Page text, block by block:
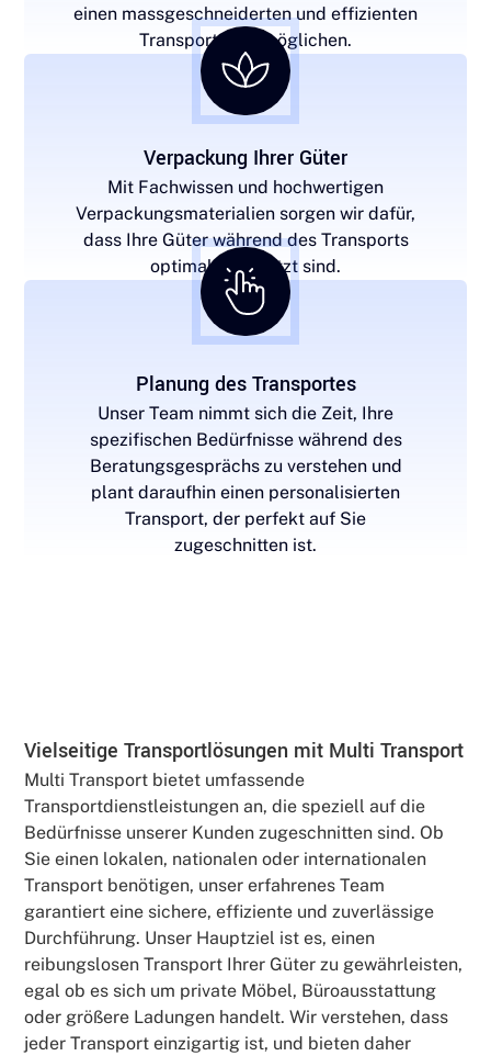
einen massgeschneiderten und effizienten
Transport zu ermöglichen.
Verpackung Ihrer Güter
Mit Fachwissen und hochwertigen
Verpackungsmaterialien sorgen wir dafür,
dass Ihre Güter während des Transports
optimal geschützt sind.
Planung des Transportes
Unser Team nimmt sich die Zeit, Ihre
spezifischen Bedürfnisse während des
Beratungsgesprächs zu verstehen und
plant daraufhin einen personalisierten
Transport, der perfekt auf Sie
zugeschnitten ist.
Vielseitige Transportlösungen mit Multi Transport
Multi Transport bietet umfassende
Transportdienstleistungen an, die speziell auf die
Bedürfnisse unserer Kunden zugeschnitten sind. Ob
Sie einen lokalen, nationalen oder internationalen
Transport benötigen, unser erfahrenes Team
garantiert eine sichere, effiziente und zuverlässige
Durchführung. Unser Hauptziel ist es, einen
reibungslosen Transport Ihrer Güter zu gewährleisten,
egal ob es sich um private Möbel, Büroausstattung
oder größere Ladungen handelt. Wir verstehen, dass
jeder Transport einzigartig ist, und bieten daher